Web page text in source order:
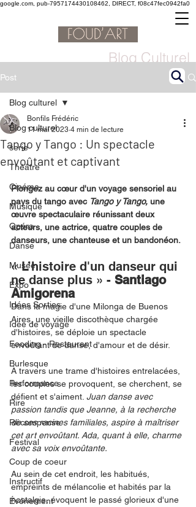
google.com, pub-7957174430108462, DIRECT, f08c47fec0942fa0
Blog Culturel
Post
Blog culturel
serie
Théâtre
Cinéma
Musique
Opéra
Danse
Musée
Expo
Idées Sorties
Idée de voyage
Fooding - Restaurant
Burlesque
Performance
Rire
Récompense
Festival
Coup de coeur
Instructif
Événement
Blog culturel
Tango y Tango : Un spectacle
envoûtant et captivant
Bonfils Frédéric
11 mai 2023 4 min de lecture
Plongez au cœur d'un voyage sensoriel au
pays du tango avec Tango y Tango, une
œuvre spectaculaire réunissant deux
acteurs, une actrice, quatre couples de
danseurs, une chanteuse et un bandonéon.
« L’histoire d'un danseur qui
ne danse plus » - Santiago
Amigorena
Dans la magie d'une Milonga de Buenos
Aires, une vieille discothèque chargée
d'histoires, se déploie un spectacle
envoûtant de danse, d'amour et de désir.
À travers une trame d'histoires entrelacées,
les couples se provoquent, se cherchent, se
défient et s'aiment. Juan danse avec
passion tandis que Jeanne, à la recherche
de ses racines familiales, aspire à maîtriser
cet art envoûtant. Ada, quant à elle, charme
avec sa voix envoûtante.
Au sein de cet endroit, les habitués,
empreints de mélancolie et habités par la
nostalgie, évoquent le passé glorieux d'une